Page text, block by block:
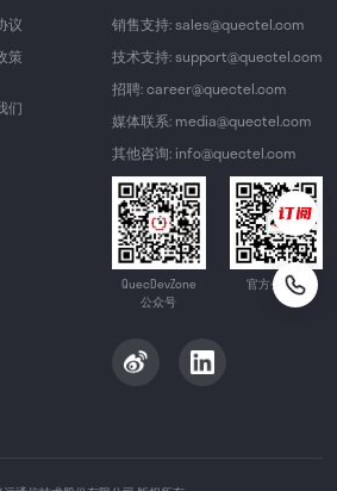
议
策
们
销售支持: sales@quectel.com
技术支持: support@quectel.com
招聘: career@quectel.com
媒体联系: media@quectel.com
其他咨询: info@quectel.com
QuecDevZone
公众号
官方公众号